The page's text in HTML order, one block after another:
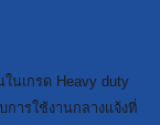
นเกรด Heavy duty
ารใช้งานกลางแจ้งที่